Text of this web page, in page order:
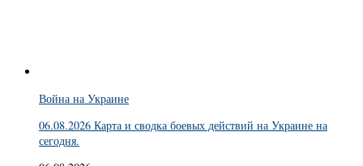
Война на Украине
06.08.2026 Карта и сводка боевых действий на Украине на
сегодня.